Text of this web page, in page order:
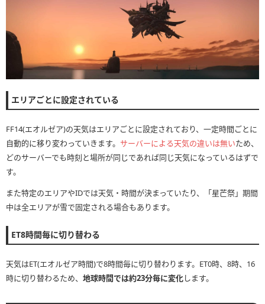
エリアごとに設定されている
FF14(エオルゼア)の天気はエリアごとに設定されており、一定時間ごとに
自動的に移り変わっていきます。 サーバーによる天気の違いは無いため、
どのサーバーでも時刻と場所が同じであれば同じ天気になっているはずで
す。
また特定のエリアやIDでは天気・時間が決まっていたり、「星芒祭」期間
中は全エリアが雪で固定される場合もあります。
ET8時間毎に切り替わる
天気はET(エオルゼア時間)で8時間毎に切り替わります。ET0時、8時、16
時に切り替わるため、 地球時間では約23分毎に変化します。